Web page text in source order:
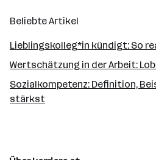
Beliebte Artikel
Lieblingskolleg*in kündigt: So
Wertschätzung in der Arbeit:
Sozialkompetenz: Definition,
stärkst